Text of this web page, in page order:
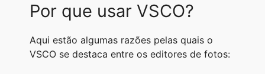
Por que usar VSCO?
Aqui estão algumas razões pelas quais o
VSCO se destaca entre os editores de fotos: